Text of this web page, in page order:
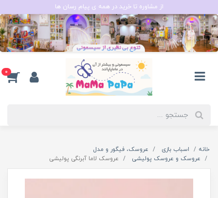
از مشاوره تا خرید در همه ی پیام رسان ها
0
خانه اسباب بازی
عروسک، فیگور و مدل
عروسک و عروسک پولیشی
عروسک لاما آبرنگی پولیشی